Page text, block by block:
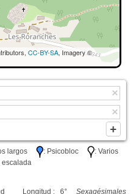
CC-BY-SA, Imagery ©
largos : Psicobloc
: Varios
escalada
Longitud : 6°
Sexagésimales